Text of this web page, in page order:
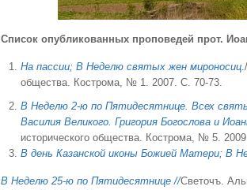
Список опубликованных проповедей прот.
На пассии; В Неделю святых жен мироносиц
общества. Кострома, № 1. 2007. С. 70-73.
В Неделю 2-ю по Пятидесятнице. Всех
Василия Великого. Григория Богослова и
исторического общества. Кострома, № 5.
В день Казанской иконы Божией Матери; В
В Неделю 25-ю по Пятидесятнице //Светочъ.